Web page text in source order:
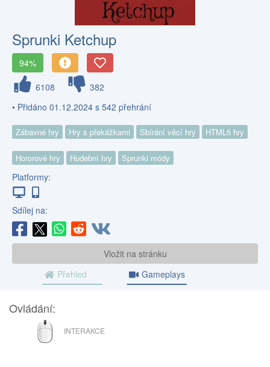
Sprunki Ketchup
94%
6108
382
• Přidáno 01.12.2024 s 542 přehrání
Zábavné hry Hry s překážkami Sbírání věcí hry HTML5 hry
Hororové hry Hudební hry Sprunki módy
Platformy:
Sdílej na:
Vložit na stránku
Přehled
Gameplays
Ovládání:
MYŠ
INTERAKCE